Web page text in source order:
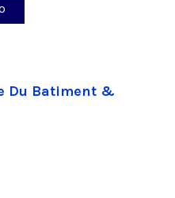
Du Batiment &